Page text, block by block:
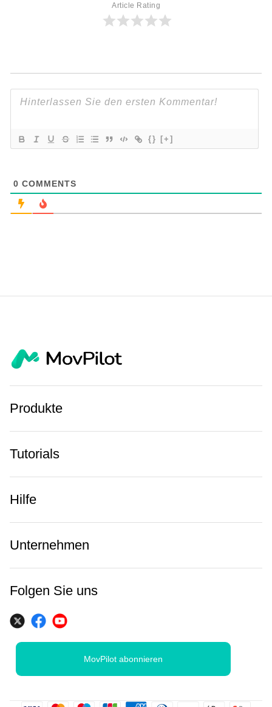
Article Rating
{} [+]
0 COMMENTS
Produkte
Tutorials
Hilfe
Unternehmen
Folgen Sie uns
MovPilot abonnieren